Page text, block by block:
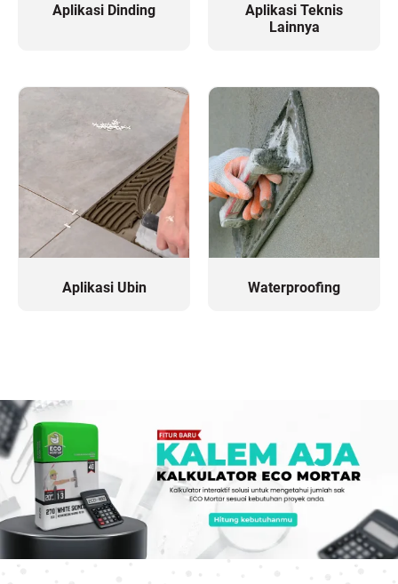
Aplikasi Dinding
Aplikasi Teknis
Lainnya
Aplikasi Ubin Waterproofing